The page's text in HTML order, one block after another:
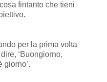
fintanto che tieni
per la prima volta
‘Buongiorno,
giorno’.